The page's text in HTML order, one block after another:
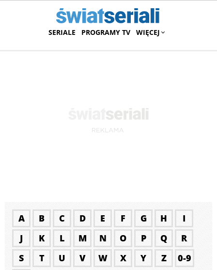
SERIALE PROGRAMY TV WIĘCEJ
A B C D E F G H
I
J
K L M N O P Q
R
S
T U V W X Y Z
0-9